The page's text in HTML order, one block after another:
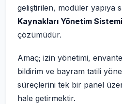
geliştirilen, modüler yapıya
Kaynakları Yönetim
çözümüdür.
Amaç; izin yönetimi,
bildirim ve bayram tatili
süreçlerini tek bir panel
hale getirmektir.